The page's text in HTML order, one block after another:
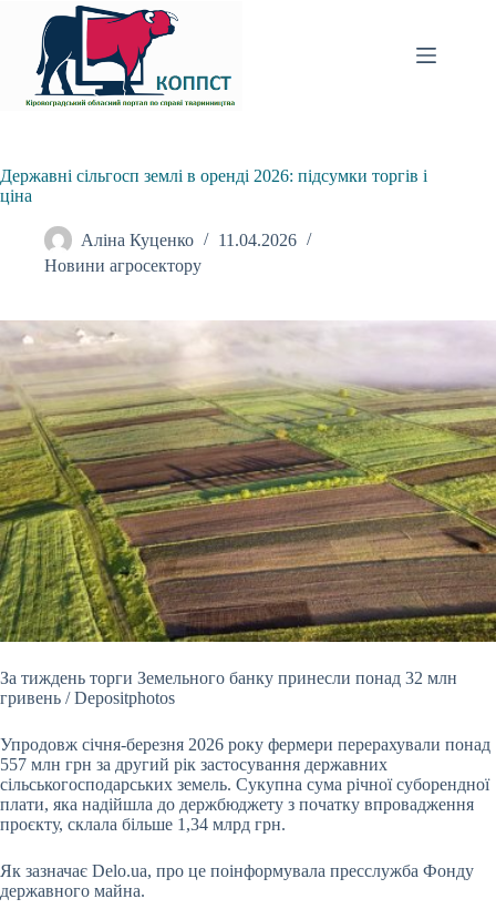
вмісту
Державні сільгосп землі в оренді 2026: підсумки торгів і
ціна
Аліна Куценко
11.04.2026
Новини агросектору
За тиждень торги Земельного банку принесли понад 32 млн
гривень / Depositphotos
Упродовж січня-березня 2026 року фермери перерахували понад
557 млн грн за другий рік застосування державних
сільськогосподарських земель. Сукупна сума річної суборендної
плати, яка надійшла до держбюджету з початку впровадження
проєкту, склала більше 1,34 млрд грн.
Як зазначає Delo.ua, про це поінформувала пресслужба Фонду
державного майна.